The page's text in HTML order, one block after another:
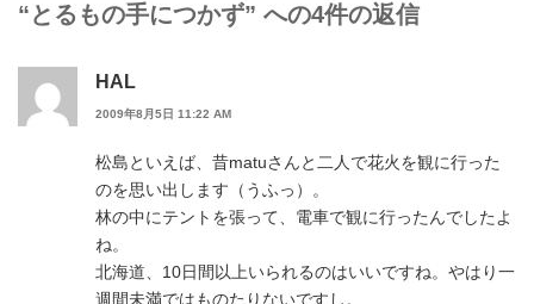
“とるもの手につかず” への4件の返信
HAL
2009年8月5日 11:22 AM
松島といえば、昔matuさんと二人で花火を観に行った
のを思い出します（うふっ）。
林の中にテントを張って、電車で観に行ったんでしたよ
ね。
北海道、10日間以上いられるのはいいですね。やはり一
週間未満ではものたりないですし。